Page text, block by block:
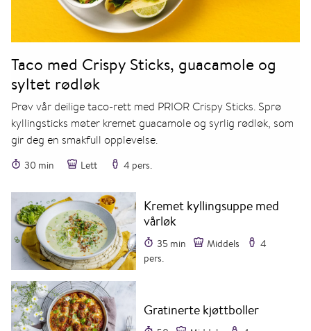
Taco med Crispy Sticks, guacamole og
syltet rødløk
Prøv vår deilige taco-rett med PRIOR Crispy Sticks. Sprø
kyllingsticks møter kremet guacamole og syrlig rødløk, som
gir deg en smakfull opplevelse.
30 min Lett 4 pers.
Kremet kyllingsuppe med
vårløk
35 min Middels
4
pers.
Gratinerte kjøttboller